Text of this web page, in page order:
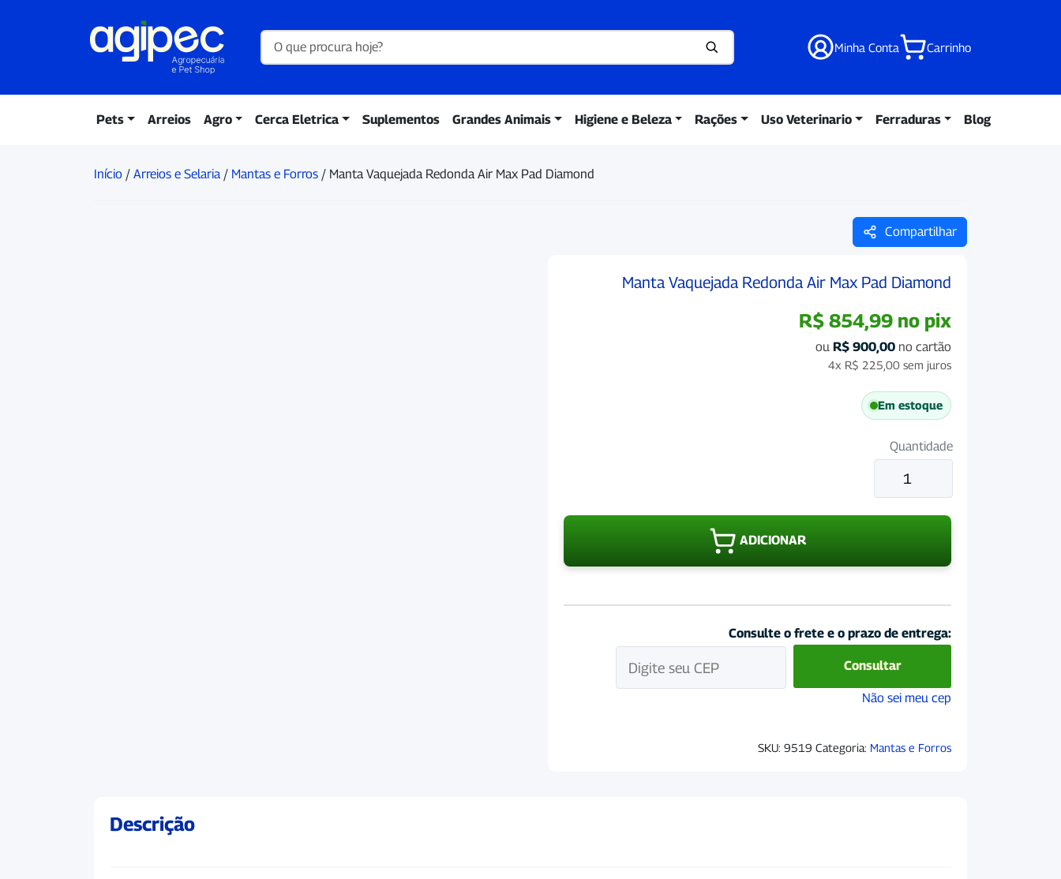
Minha Conta Carrinho
Pets Arreios Agro Cerca Eletrica Suplementos Grandes Animais Higiene e Beleza Rações Uso Veterinario Ferraduras Blog
Início / Arreios e Selaria / Mantas e Forros / Manta Vaquejada Redonda Air Max Pad Diamond
Compartilhar
Manta Vaquejada Redonda Air Max Pad Diamond
R$ 854,99 no pix
ou R$ 900,00 no cartão
4x R$ 225,00 sem juros
Em estoque
Quantidade
Manta
Vaquejada
Redonda
ADICIONAR
Consulte o frete e o prazo de entrega:
Consultar
Não sei meu cep
SKU: 9519 Categoria: Mantas e Forros
Descrição